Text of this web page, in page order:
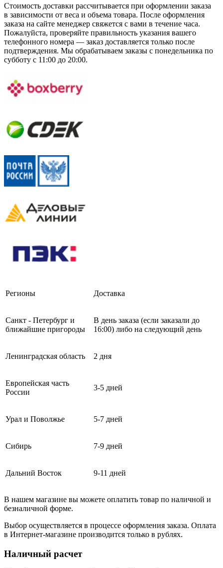
Стоимость доставки рассчитывается при оформлении заказа
в зависимости от веса и объема товара. После оформления
заказа на сайте менеджер свяжется с вами в течение часа.
Пожалуйста, проверяйте правильность указания вашего
телефонного номера — заказ доставляется только после
подтверждения. Мы обрабатываем заказы с понедельника по
субботу с 11:00 до 20:00.
Регионы Доставка
Санкт - Петербург и
ближайшие пригороды
В день заказа (если заказали до
16:00) либо на следующий день
Ленинградская область 2 дня
Европейская часть
России
3-5 дней
Урал и Поволжье 5-7 дней
Сибирь 7-9 дней
Дальний Восток 9-11 дней
В нашем магазине вы можете оплатить товар по наличной и
безналичной форме.
Выбор осуществляется в процессе оформления заказа. Оплата
в Интернет-магазине производится только в рублях.
Наличный расчет